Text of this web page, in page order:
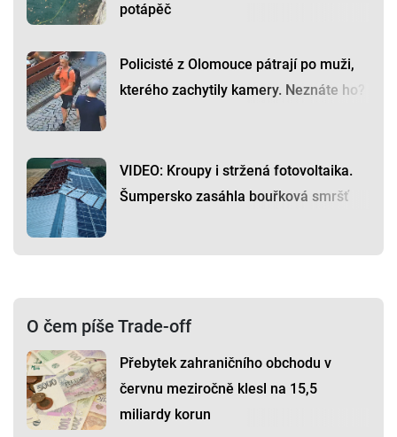
potápěč
Policisté z Olomouce pátrají po muži,
kterého zachytily kamery. Neznáte ho?
VIDEO: Kroupy i stržená fotovoltaika.
Šumpersko zasáhla bouřková smršť
O čem píše Trade-off
Přebytek zahraničního obchodu v
červnu meziročně klesl na 15,5
miliardy korun